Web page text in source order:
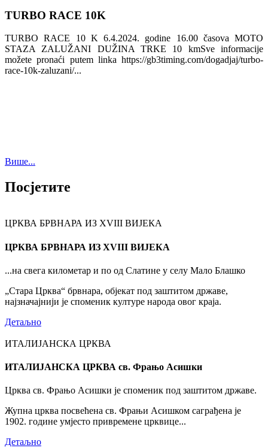
TURBO RACE 10K
TURBO RACE 10 K 6.4.2024. godine 16.00 časova MOTO
STAZA ZALUŽANI DUŽINA TRKE 10 kmSve informacije
možete pronaći putem linka https://gb3timing.com/dogadjaj/turbo-
race-10k-zaluzani/...
Више...
Посјетите
ЦРКВА БРВНАРА ИЗ XVIII ВИЈЕКА
ЦРКВА БРВНАРА ИЗ XVIII ВИЈЕКА
...на свега километар и по од Слатине у селу Мало Блашко
„Стара Црква“ брвнара, објекат под заштитом државе,
најзначајнији је споменик културе народа овог краја.
Детаљно
ИТАЛИЈАНСКА ЦРКВА
ИТАЛИЈАНСКА ЦРКВА св. Фрањо Асишки
Црква св. Фрањо Асишки је споменик под заштитом државе.
Жупна црква посвећена св. Фрањи Асишком саграђена је
1902. године умјесто привремене црквице...
Детаљно